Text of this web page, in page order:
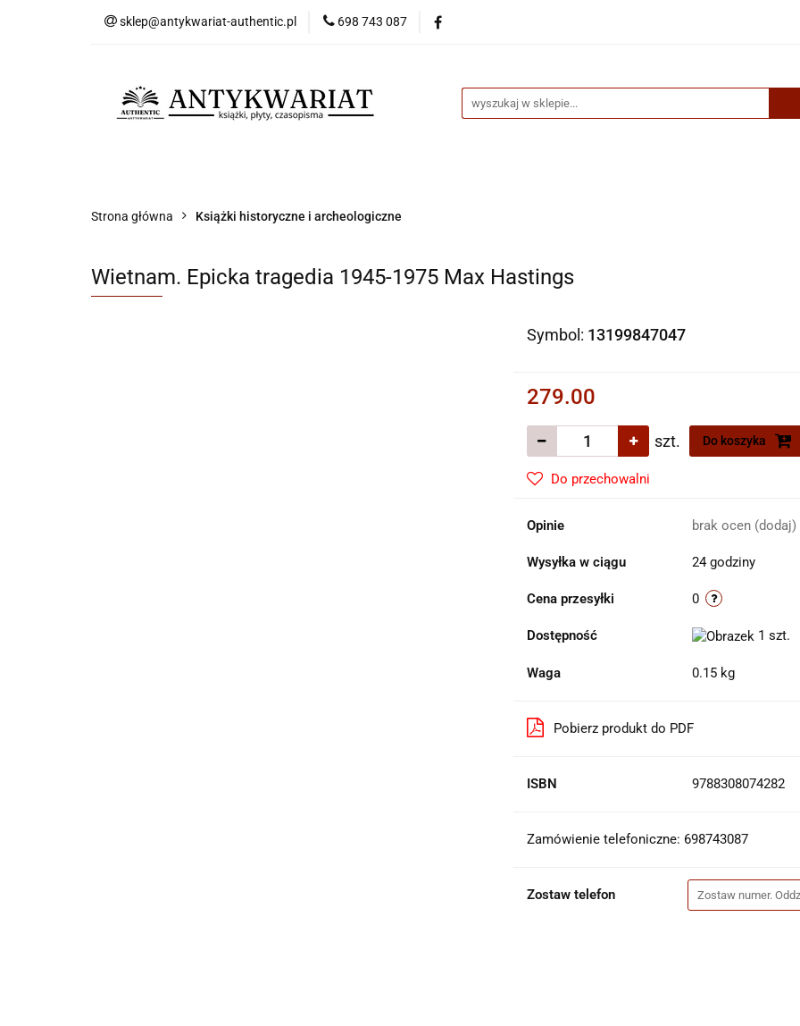
sklep@antykwariat-authentic.pl 698 743 087
Kategorie
Strona główna Książki historyczne i archeologiczne
Wietnam. Epicka tragedia 1945-1975 Max Hastings
Symbol: 13199847047
279.00
szt. Do koszyka
Do przechowalni
Opinie brak ocen (dodaj)
Wysyłka w ciągu 24 godziny
Cena przesyłki 0
Dostępność 1 szt.
Waga 0.15 kg
Pobierz produkt do PDF
ISBN 9788308074282
Zamówienie telefoniczne: 698743087
Zostaw telefon